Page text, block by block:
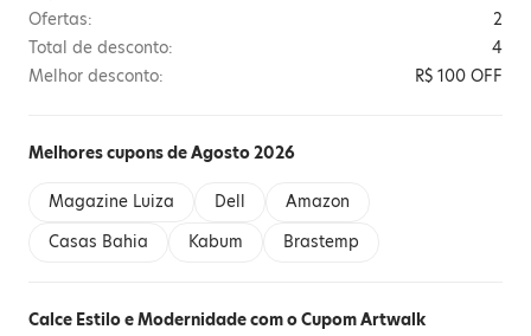
Ofertas:
2
Total de desconto:
4
Melhor desconto:
R$ 100 OFF
Melhores cupons de Agosto 2026
Magazine Luiza Dell
Amazon
Casas Bahia
Kabum Brastemp
Calce Estilo e Modernidade com o Cupom Artwalk